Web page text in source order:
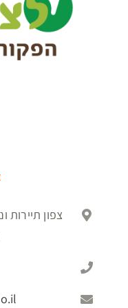
צפון תיירות